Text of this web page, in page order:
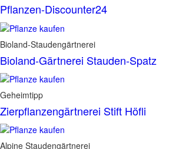
Pflanzen-Discounter24
Bioland-Staudengärtnerei
Bioland-Gärtnerei Stauden-Spatz
Geheimtipp
Zierpflanzengärtnerei Stift Höfli
Alpine Staudengärtnerei